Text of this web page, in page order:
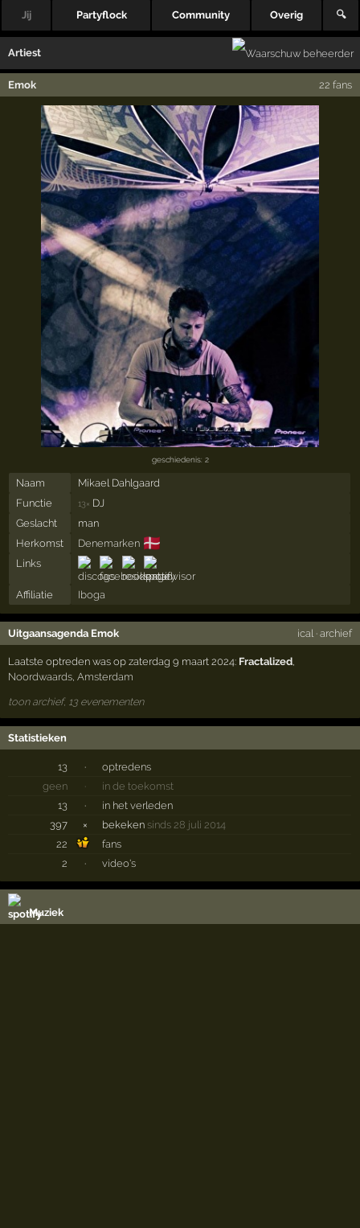
Jij Partyflock Community Overig 🔍
Artiest
Emok 22 fans
geschiedenis: 2
Naam
Mikael Dahlgaard
Functie
13× DJ
Geslacht
man
Herkomst
Denemarken 🇩🇰
Links
Affiliatie Iboga
Uitgaansagenda Emok ical· archief
Laatste optreden was op zaterdag 9 maart 2024: Fractalized
Noordwaards ,Amsterdam
toon archief, 13 evenementen
Statistieken
13 ·
optredens
geen
·
in de toekomst
13
·
in het verleden
397
× bekeken sinds 28 juli 2014
22
fans
2
· video's
Muziek